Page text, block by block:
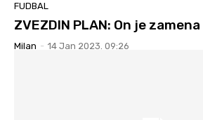
FUDBAL
ZVEZDIN PLAN: On je
Milan - 14 Jan 2023. 09:26